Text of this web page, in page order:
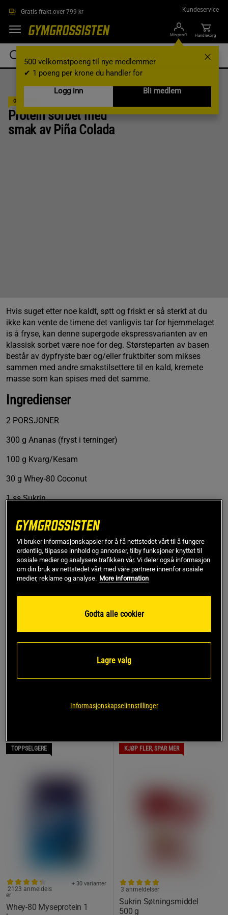
Gratis frakt over 799 kr Kundeservice
Min profil
500 velkomstpoeng til nye medlemmer
✔ 1 poeng per krone du handler for
Logg inn
Bli medlem
Handlekorg
OPPSKRIFT
Protein sorbet med
smak av Piña Colada
Hvis suget etter noe kaldt, søtt og friskt er så sterkt at du
ikke kan vente de timene det vanligvis tar for hjemmelaget
is å fryse, kan denne supergode ekspressvarianten av en
klassisk sorbet være noe for deg. Størsteparten av basen
består av dypfryste bær og/eller fruktbiter som mikses
sammen med andre smakstilsettere til en kald, kremete
masse som kan spises med det samme.
Ingredienser
2 PORSJONER
300 g Ananas (fryst i terninger)
100 g Kvarg/Kesam
30 g Whey-80 Coconut
1 ss Sukrin
Næring
Per porsjon
Karbohydrater 35 g
Protein 21 g
Fett 2 g
Fremgangsmåte
Bland sammen alle ingredienser i en
TOPPSELGERE
Whey-80 Myseprotein 1
+ 30 varianter
2123 anmeldels
er
KJØP FLER, SPAR MER
Sukrin Søtningsmiddel
500 g
3 anmeldelser
Vi bruker informasjonskapsler for å få nettstedet vårt til å fungere
ordentlig, tilpasse innhold og annonser, tilby funksjoner knyttet til
sosiale medier og analysere trafikken vår. Vi deler også informasjon
om din bruk av nettstedet vårt med våre partnere innenfor sosiale
medier, reklame og analyse. More information
Godta alle cookier
Lagre valg
Informasjonskapselinnstillinger